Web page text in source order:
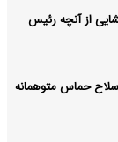
از آنچه رئیس
حماس متوهمانه